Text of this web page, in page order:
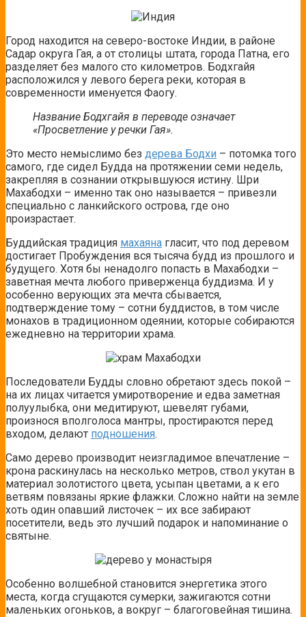
Город находится на северо-востоке Индии, в районе
Садар округа Гая, а от столицы штата, города Патна, его
разделяет без малого сто километров. Бодхгайя
расположился у левого берега реки, которая в
современности именуется Фаогу.
Название Бодхгайя в переводе означает
«Просветление у речки Гая».
Это место немыслимо без дерева Бодхи – потомка того
самого, где сидел Будда на протяжении семи недель,
закрепляя в сознании открывшуюся истину. Шри
Махабодхи – именно так оно называется – привезли
специально с ланкийского острова, где оно
произрастает.
Буддийская традиция махаяна гласит, что под деревом
достигает Пробуждения вся тысяча будд из прошлого и
будущего. Хотя бы ненадолго попасть в Махабодхи –
заветная мечта любого приверженца буддизма. И у
особенно верующих эта мечта сбывается,
подтверждение тому – сотни буддистов, в том числе
монахов в традиционном одеянии, которые собираются
ежедневно на территории храма.
Последователи Будды словно обретают здесь покой –
на их лицах читается умиротворение и едва заметная
полуулыбка, они медитируют, шевелят губами,
произнося вполголоса мантры, простираются перед
входом, делают подношения.
Само дерево производит неизгладимое впечатление –
крона раскинулась на несколько метров, ствол укутан в
материал золотистого цвета, усыпан цветами, а к его
ветвям повязаны яркие флажки. Сложно найти на земле
хоть один опавший листочек – их все забирают
посетители, ведь это лучший подарок и напоминание о
святыне.
Особенно волшебной становится энергетика этого
места, когда сгущаются сумерки, зажигаются сотни
маленьких огоньков, а вокруг – благоговейная тишина.